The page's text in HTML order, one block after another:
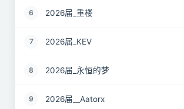
6 2026届_重楼
7 2026届_KEV
8 2026届_永恒的梦
9 2026届__Aatorx